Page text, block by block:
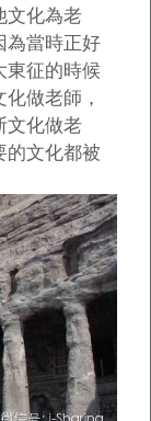
文化為老
為當時正好
東征的時候
做老師，
文化做老
的文化都被